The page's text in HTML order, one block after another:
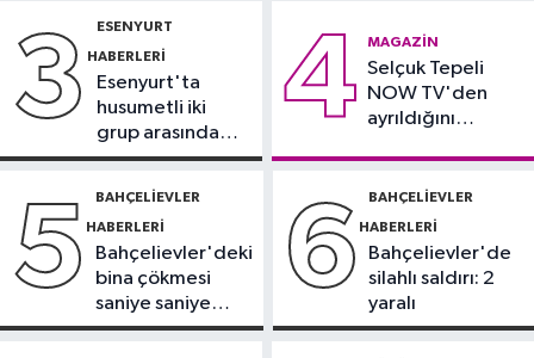
Oğlu Hunter Biden’dan açıklama
ama sınırsız değil
3 ESENYURT
HABERLERI
Esenyurt'ta
husumetli iki
grup arasında
silahlı kavga
4 MAGAZIN
Selçuk Tepeli
NOW TV'den
ayrıldığını
5 BAHÇELIEVLER
HABERLERI
Bahçelievler'deki
bina çökmesi
saniye saniye
görüntülendi
6 BAHÇELIEVLER
HABERLERI
Bahçelievler'de
silahlı saldırı: 2
yaralı